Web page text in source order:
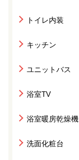
トイレ内装
キッチン
ユニットバス
浴室TV
浴室暖房乾燥機
洗面化粧台